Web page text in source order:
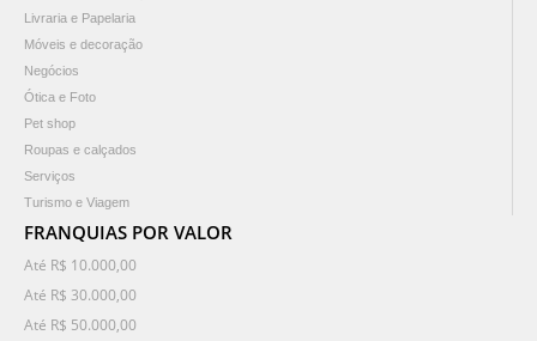
Livraria e Papelaria
Móveis e decoração
Negócios
Ótica e Foto
Pet shop
Roupas e calçados
Serviços
Turismo e Viagem
FRANQUIAS POR VALOR
Até R$ 10.000,00
Até R$ 30.000,00
Até R$ 50.000,00